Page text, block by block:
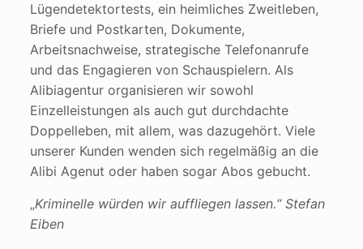
Lügendetektortests, ein heimliches Zweitleben,
Briefe und Postkarten, Dokumente,
Arbeitsnachweise, strategische Telefonanrufe
und das Engagieren von Schauspielern. Als
Alibiagentur organisieren wir sowohl
Einzelleistungen als auch gut durchdachte
Doppelleben, mit allem, was dazugehört. Viele
unserer Kunden wenden sich regelmäßig an die
Alibi Agenut oder haben sogar Abos gebucht.
„Kriminelle würden wir auffliegen lassen.“ Stefan
Eiben